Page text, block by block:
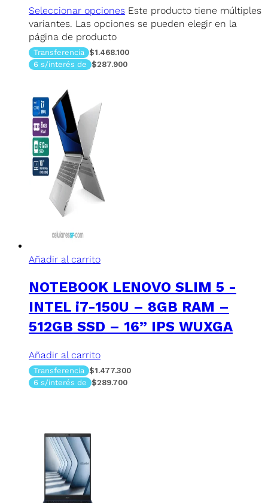
Seleccionar opciones Este producto tiene múltiples
variantes. Las opciones se pueden elegir en la
página de producto
Transferencia $1.468.100
6 s/interés de $287.900
Añadir al carrito
NOTEBOOK LENOVO SLIM 5 -
INTEL i7-150U – 8GB RAM –
512GB SSD – 16” IPS WUXGA
Añadir al carrito
Transferencia $1.477.300
6 s/interés de $289.700